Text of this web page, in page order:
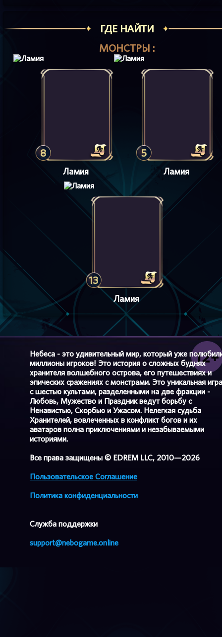
ГДЕ НАЙТИ
МОНСТРЫ :
8
Ламия
5
Ламия
13
Ламия
Небеса - это удивительный мир, который уже
миллионы игроков! Это история о сложных буднях
хранителя волшебного острова, его путешествиях и
эпических сражениях с монстрами. Это уникальная игра
с шестью культами, разделенными на две фракции -
Любовь, Мужество и Праздник ведут борьбу с
Ненавистью, Скорбью и Ужасом. Нелегкая судьба
Хранителей, вовлеченных в конфликт богов и их
аватаров полна приключениями и незабываемыми
историями.
Все права защищены © EDREM LLC, 2010—2026
Пользовательское Соглашение
Политика конфиденциальности
Cлужба поддержки
support@nebogame.online